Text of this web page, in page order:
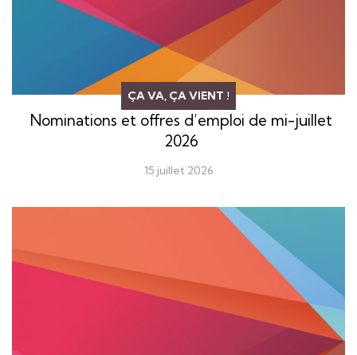
ÇA VA, ÇA VIENT !
Nominations et offres d’emploi de mi-juillet
2026
15 juillet 2026